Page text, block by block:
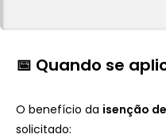
📅 Quando se
O benefício da isenção
solicitado: